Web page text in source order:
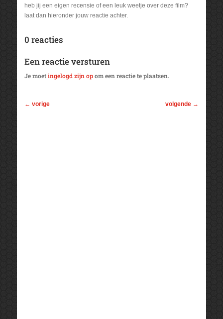
heb jij een eigen recensie of een leuk weetje over deze film?
laat dan hieronder jouw reactie achter.
0 reacties
Een reactie versturen
Je moetingelogd zijn opom een reactie te plaatsen.
← vorige volgende →